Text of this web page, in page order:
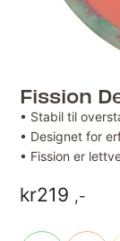
Fission
• Stabil til
• Designet for
• Fission er
kr219 ,-